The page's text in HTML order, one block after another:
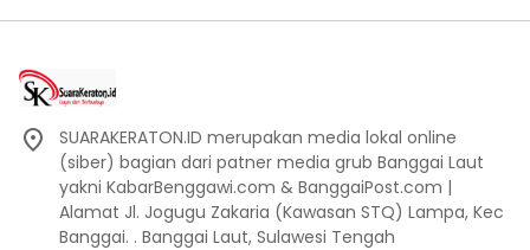
SUARAKERATON.ID merupakan media lokal online
(siber) bagian dari patner media grub Banggai Laut
yakni KabarBenggawi.com & BanggaiPost.com |
Alamat Jl. Jogugu Zakaria (Kawasan STQ) Lampa, Kec
Banggai. . Banggai Laut, Sulawesi Tengah